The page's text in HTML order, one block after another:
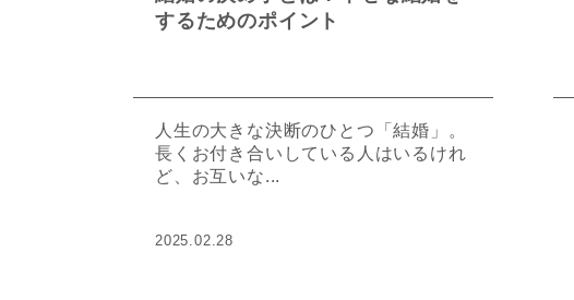
するためのポイント
人生の大きな決断のひとつ「結婚」。
長くお付き合いしている人はいるけれ
ど、お互いな...
2025.02.28